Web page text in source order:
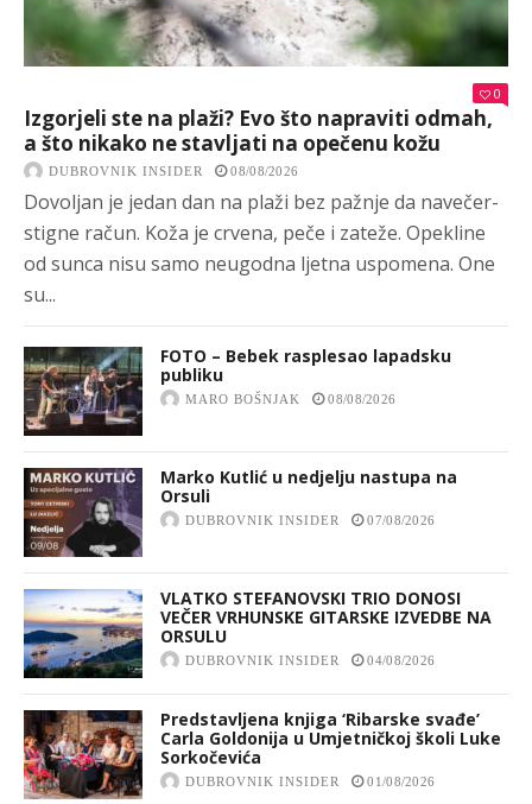
0
Izgorjeli ste na plaži? Evo što napraviti odmah,
a što nikako ne stavljati na opečenu kožu
DUBROVNIK INSIDER 08/08/2026
Dovoljan je jedan dan na plaži bez pažnje da navečer-
stigne račun. Koža je crvena, peče i zateže. Opekline
od sunca nisu samo neugodna ljetna uspomena. One
su...
FOTO – Bebek rasplesao lapadsku
publiku
MARO BOŠNJAK 08/08/2026
Marko Kutlić u nedjelju nastupa na
Orsuli
DUBROVNIK INSIDER 07/08/2026
VLATKO STEFANOVSKI TRIO DONOSI
VEČER VRHUNSKE GITARSKE IZVEDBE NA
ORSULU
DUBROVNIK INSIDER 04/08/2026
Predstavljena knjiga ‘Ribarske svađe’
Carla Goldonija u Umjetničkoj školi Luke
Sorkočevića
DUBROVNIK INSIDER 01/08/2026